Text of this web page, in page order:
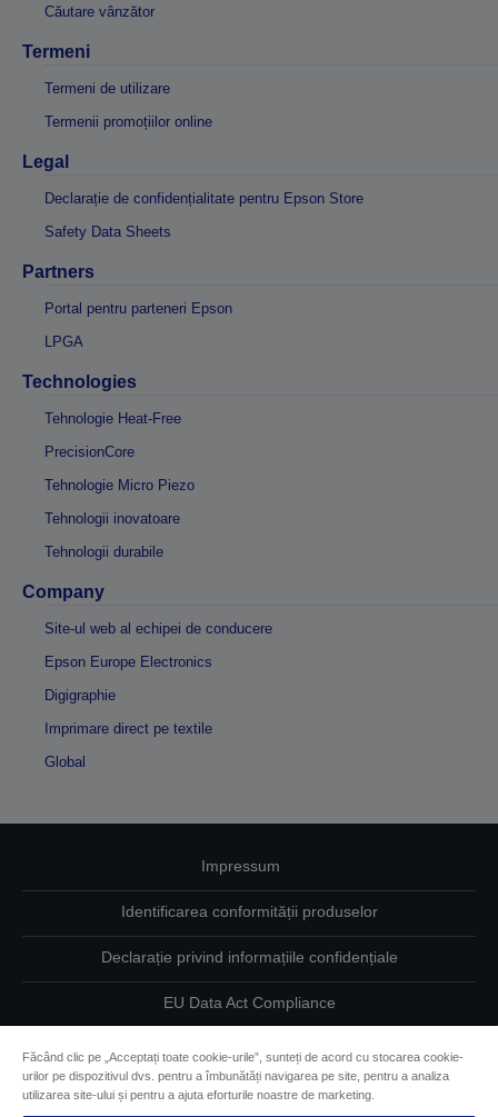
Căutare vânzător
Termeni
Termeni de utilizare
Termenii promoțiilor online
Legal
Declarație de confidențialitate pentru Epson Store
Safety Data Sheets
Partners
Portal pentru parteneri Epson
LPGA
Technologies
Tehnologie Heat-Free
PrecisionCore
Tehnologie Micro Piezo
Tehnologii inovatoare
Tehnologii durabile
Company
Site-ul web al echipei de conducere
Epson Europe Electronics
Digigraphie
Imprimare direct pe textile
Global
Impressum
Identificarea conformității produselor
Declarație privind informațiile confidențiale
EU Data Act Compliance
Informaţii despre modulele cookie
Făcând clic pe „Acceptați toate cookie-urile”, sunteți de acord cu stocarea cookie-
urilor pe dispozitivul dvs. pentru a îmbunătăți navigarea pe site, pentru a analiza
utilizarea site-ului și pentru a ajuta eforturile noastre de marketing.